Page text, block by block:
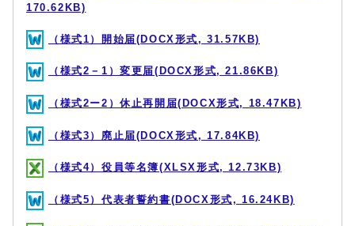
170.62KB)
（様式1）開始届(DOCX形式, 31.57KB)
（様式2－1）変更届(DOCX形式, 21.86KB)
（様式2ー2）休止再開届(DOCX形式, 18.47KB)
（様式3）廃止届(DOCX形式, 17.84KB)
（様式4）役員等名簿(XLSX形式, 12.73KB)
（様式5）代表者誓約書(DOCX形式, 16.24KB)